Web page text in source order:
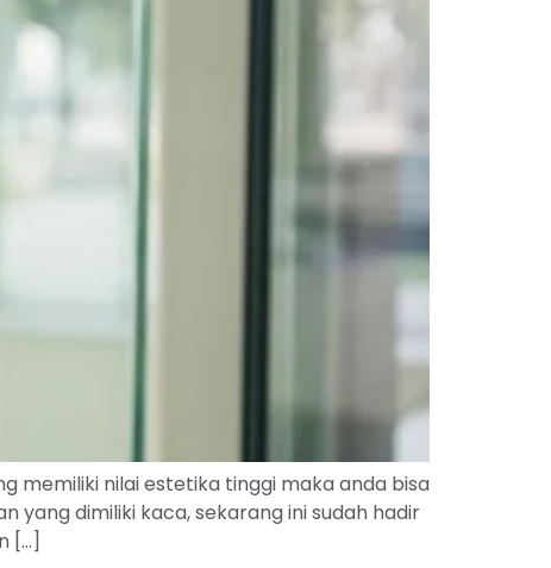
memiliki nilai estetika tinggi maka anda bisa
yang dimiliki kaca, sekarang ini sudah hadir
[…]